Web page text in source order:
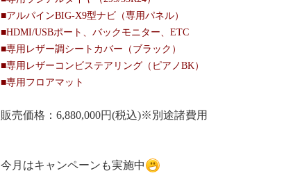
■アルパインBIG-X9型ナビ（専用パネル）
■HDMI/USBポート、バックモニター、ETC
■専用レザー調シートカバー（ブラック）
■専用レザーコンビステアリング（ピアノBK）
■専用フロアマット
販売価格：6,880,000円(税込)※別途諸費用
今月はキャンペーンも実施中